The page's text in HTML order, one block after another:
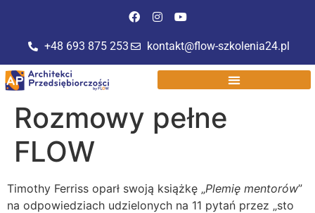
+48 693 875 253 kontakt@flow-szkolenia24.pl
Rozmowy pełne
FLOW
Timothy Ferriss oparł swoją książkę „Plemię mentorów”
na odpowiedziach udzielonych na 11 pytań przez „sto